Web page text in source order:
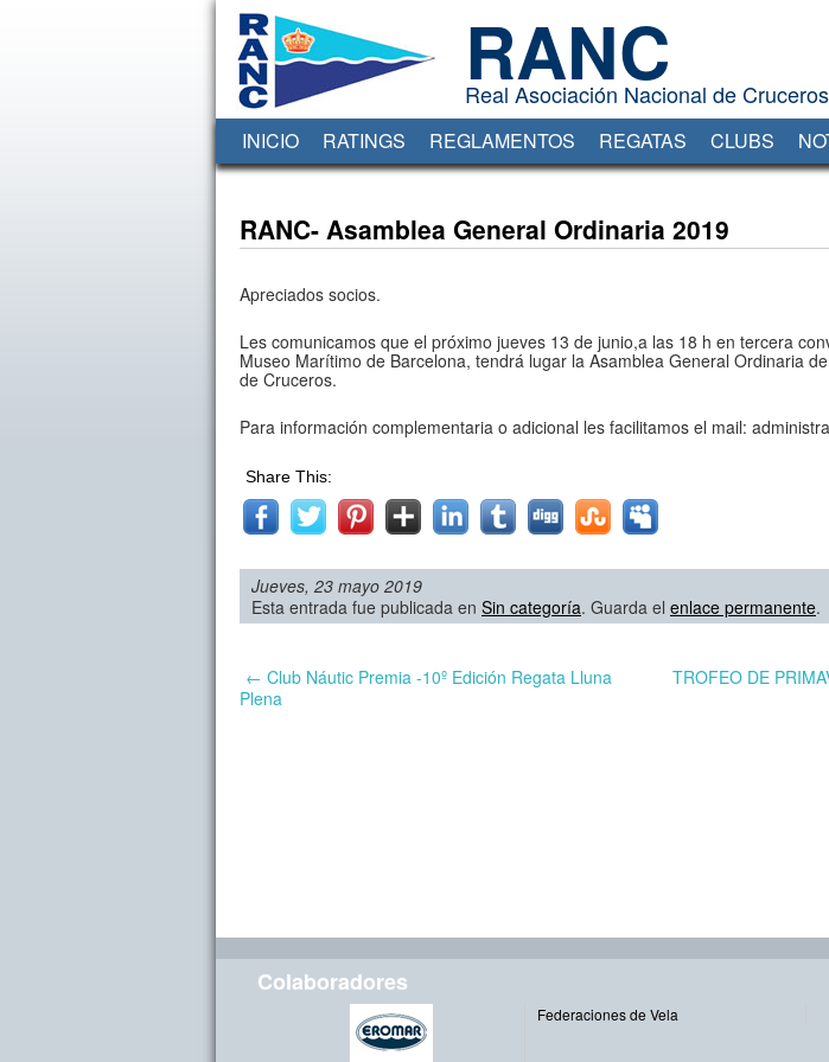
RANC
Real Asociación Nacional de Cruceros
Oficina Virtual de Regatas
INICIO RATINGS REGLAMENTOS REGATAS CLUBS
RANC- Asamblea General Ordinaria 2019
Apreciados socios.
Les comunicamos que el próximo jueves 13 de junio,a las 18 h en tercera
Museo Marítimo de Barcelona, tendrá lugar la Asamblea General Ordinaria
de Cruceros.
Para información complementaria o adicional les facilitamos el mail:
Share This:
Jueves, 23 mayo 2019
Esta entrada fue publicada en Sin categoría. Guarda el enlace permanente.
← Club Náutic Premia -10º Edición Regata Lluna
Plena
TROFEO DE
Colaboradores
Federaciones de Vela